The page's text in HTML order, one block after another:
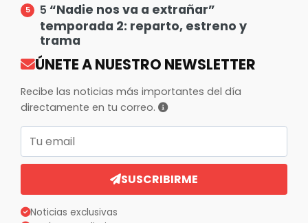
5 “Nadie nos va a extrañar”
temporada 2: reparto, estreno y
trama
ÚNETE A NUESTRO NEWSLETTER
Recibe las noticias más importantes del día
directamente en tu correo.
Correo electrónico
SUSCRIBIRME
Noticias exclusivas